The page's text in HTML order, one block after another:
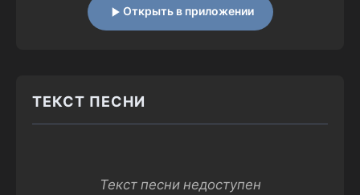
Открыть в приложении
ТЕКСТ ПЕСНИ
Текст песни недоступен